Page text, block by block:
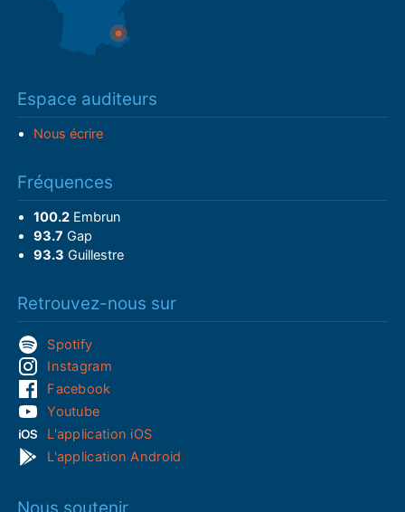
Espace auditeurs
Nous écrire
Fréquences
100.2Embrun
93.7 Gap
93.3 Guillestre
Retrouvez-nous sur
Spotify
Instagram
Facebook
Youtube
L'application iOS
L'application Android